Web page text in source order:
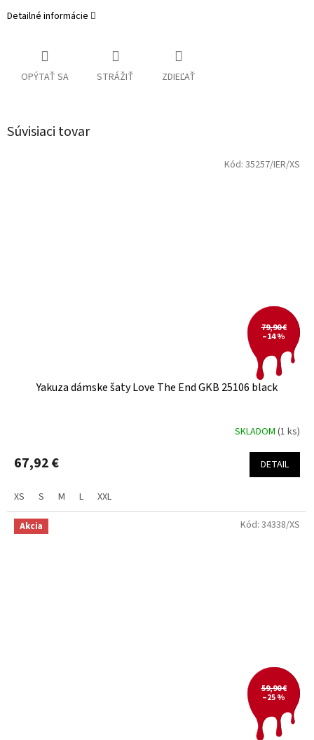
Detailné informácie
OPÝTAŤ SA STRÁŽIŤ ZDIEĽAŤ
Súvisiaci tovar
79,90 €
–14 %
Yakuza dámske šaty Love The End GKB 25106 black
SKLADOM (1 ks)
67,92 € DETAIL
XS S M L XXL
Kód: 35257/IER/XS
Akcia
59,90 €
–25 %
Kód: 34338/XS